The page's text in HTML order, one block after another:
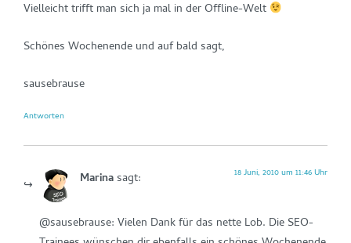
Vielleicht trifft man sich ja mal in der Offline-Welt
Schönes Wochenende und auf bald sagt,
sausebrause
Antworten
Marinasagt: 18 Juni, 2010 um 11:46 Uhr
@sausebrause: Vielen Dank für das nette Lob. Die SEO-